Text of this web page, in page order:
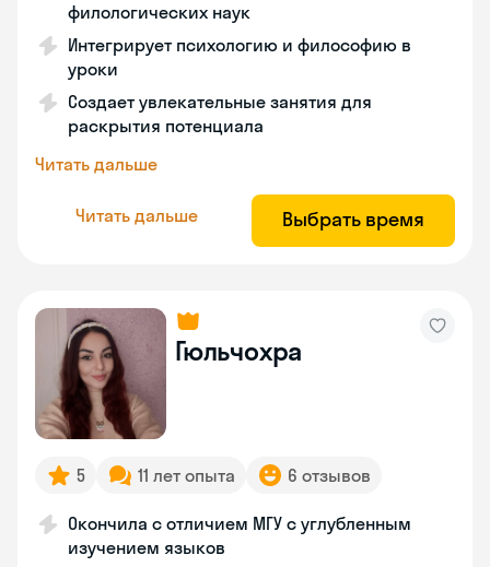
филологических наук
Интегрирует психологию и философию в
уроки
Создает увлекательные занятия для
раскрытия потенциала
Читать дальше
Читать дальше Выбрать время
Гюльчохра
5 11 лет опыта 6 отзывов
Окончила с отличием МГУ с углубленным
изучением языков